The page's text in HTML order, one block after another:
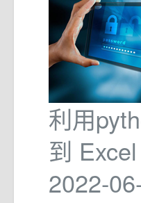
利用
到 Excel
2022-